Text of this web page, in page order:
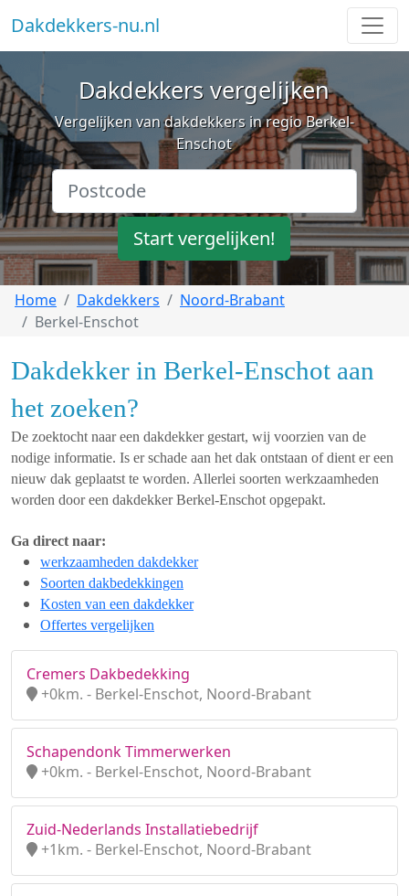
Dakdekkers-nu.nl
Dakdekkers vergelijken
Vergelijken van dakdekkers in regio Berkel-
Enschot
Start vergelijken!
Home Dakdekkers
Noord-Brabant
Berkel-Enschot
Dakdekker in Berkel-Enschot aan
het zoeken?
De zoektocht naar een dakdekker gestart, wij voorzien van de
nodige informatie. Is er schade aan het dak ontstaan of dient er een
nieuw dak geplaatst te worden. Allerlei soorten werkzaamheden
worden door een dakdekker Berkel-Enschot opgepakt.
Ga direct naar:
werkzaamheden dakdekker
Soorten dakbedekkingen
Kosten van een dakdekker
Offertes vergelijken
Cremers Dakbedekking
+0km. - Berkel-Enschot, Noord-Brabant
Schapendonk Timmerwerken
+0km. - Berkel-Enschot, Noord-Brabant
Zuid-Nederlands Installatiebedrijf
+1km. - Berkel-Enschot, Noord-Brabant